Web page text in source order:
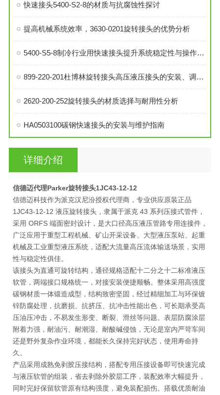
快速接头5400-S2-8的材质与抗腐蚀性探讨
提高机械系统效率，3630-0201旋转接头的优势分析
5400-S5-8制冷行业用快速接头提升系统稳定性与操作便捷性
899-220-201杜博林旋转接头高压液压接头的安装、调试与维护技巧
2620-200-252旋转接头的材质选择与耐用性分析
HA0503100碳钢快速接头的安装与维护指南
详细介绍
信德迈代理Parker旋转接头1JC43-12-12
信德迈科技作为派克汉尼汾授权代理商，专业供应原装正品
1JC43-12-12 液压旋转接头，隶属于派克 43 系列压接式管件，
采用 ORFS 端面密封设计，是大口径高压液压管路专用连接件，
广泛应用于重型工程机械、矿山开采设备、大型液压泵站、起重
机械及工业重型液压系统，适配大流量高压流体输送场景，实用
性与稳定性俱佳。
该接头为直通可旋转结构，通径规格适配十二分之十二标准液压
软管，两端接口规格统一，对接安装便捷顺畅。整体采用高强度
碳钢材质一体锻造成型，结构致密坚固，经过精细加工与环保镀
锌防腐处理，抗磨损、抗挤压、抗冲击性能出色，可长期承受高
压油压冲击，不易发生形变、断裂、滑丝等问题。表层防腐涂层
附着力强，耐油污、耐潮湿、耐酸碱侵蚀，无论是室内严苛车间
还是野外复杂作业环境，都能长久保持完好状态，使用寿命持
久。
产品采用成熟免剥胶压接结构，搭配专用压接设备即可快速完成
与液压软管的组装，省去剥除外胶层工序，装配效率大幅提升，
同时完好保留软管原有结构强度，避免装配损伤。搭载优质耐油